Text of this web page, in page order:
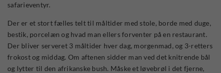
safarieventyr.
Der er et stort fælles telt til måltider med stole, borde med duge,
bestik, porcelæn og hvad man ellers forventer på en restaurant.
Der bliver serveret 3 måltider hver dag, morgenmad, og 3-retters
frokost og middag. Om aftenen sidder man ved det knitrende bål
og lytter til den afrikanske bush. Måske et løvebrøl i det fjerne,